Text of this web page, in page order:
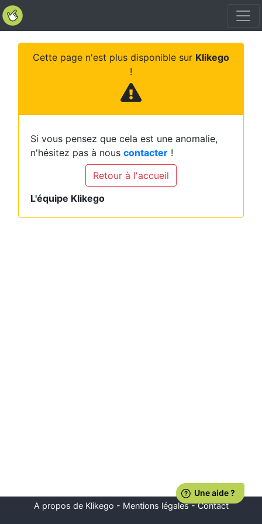
Cette page n'est plus disponible sur Klikego
!
Si vous pensez que cela est une anomalie,
n'hésitez pas à nous contacter !
Retour à l'accueil
L'équipe Klikego
A propos de Klikego - Mentions légales-Contact